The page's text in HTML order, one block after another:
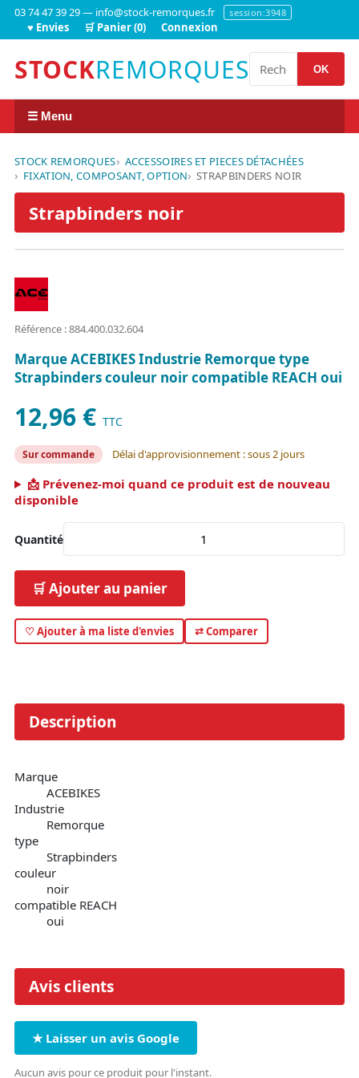
03 74 47 39 29 — info@stock-remorques.fr session:3948
♥ Envies 🛒 Panier (0) Connexion
STOCKREMORQUES OK
☰ Menu
STOCK REMORQUES
ACCESSOIRES ET PIECES DÉTACHÉES
FIXATION, COMPOSANT, OPTION
STRAPBINDERS NOIR
Strapbinders noir
Référence : 884.400.032.604
Marque ACEBIKES Industrie Remorque type
Strapbinders couleur noir compatible REACH oui
12,96 € TTC
Sur commande Délai d'approvisionnement : sous 2 jours
📩 Prévenez-moi quand ce produit est de nouveau
disponible
Quantité
🛒 Ajouter au panier
♡ Ajouter à ma liste d'envies ⇄ Comparer
Description
Marque
ACEBIKES
Industrie
Remorque
type
Strapbinders
couleur
noir
compatible REACH
oui
Avis clients
★ Laisser un avis Google
Aucun avis pour ce produit pour l'instant.